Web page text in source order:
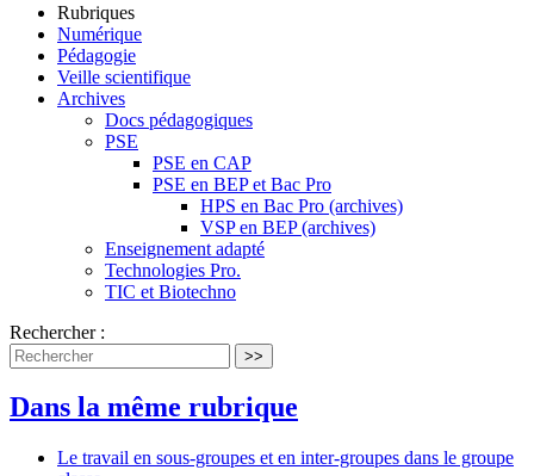
Rubriques
Numérique
Pédagogie
Veille scientifique
Archives
Docs pédagogiques
PSE
PSE en CAP
PSE en BEP et Bac Pro
HPS en Bac Pro (archives)
VSP en BEP (archives)
Enseignement adapté
Technologies Pro.
TIC et Biotechno
Rechercher :
>>
Dans la même rubrique
Le travail en sous-groupes et en inter-groupes dans le groupe